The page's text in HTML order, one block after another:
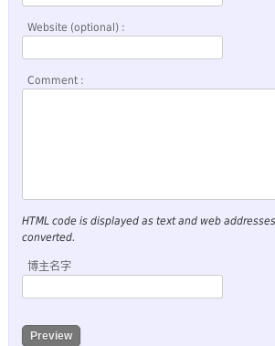
Website (optional) :
Comment :
HTML code is displayed as text and web
converted.
博主名字